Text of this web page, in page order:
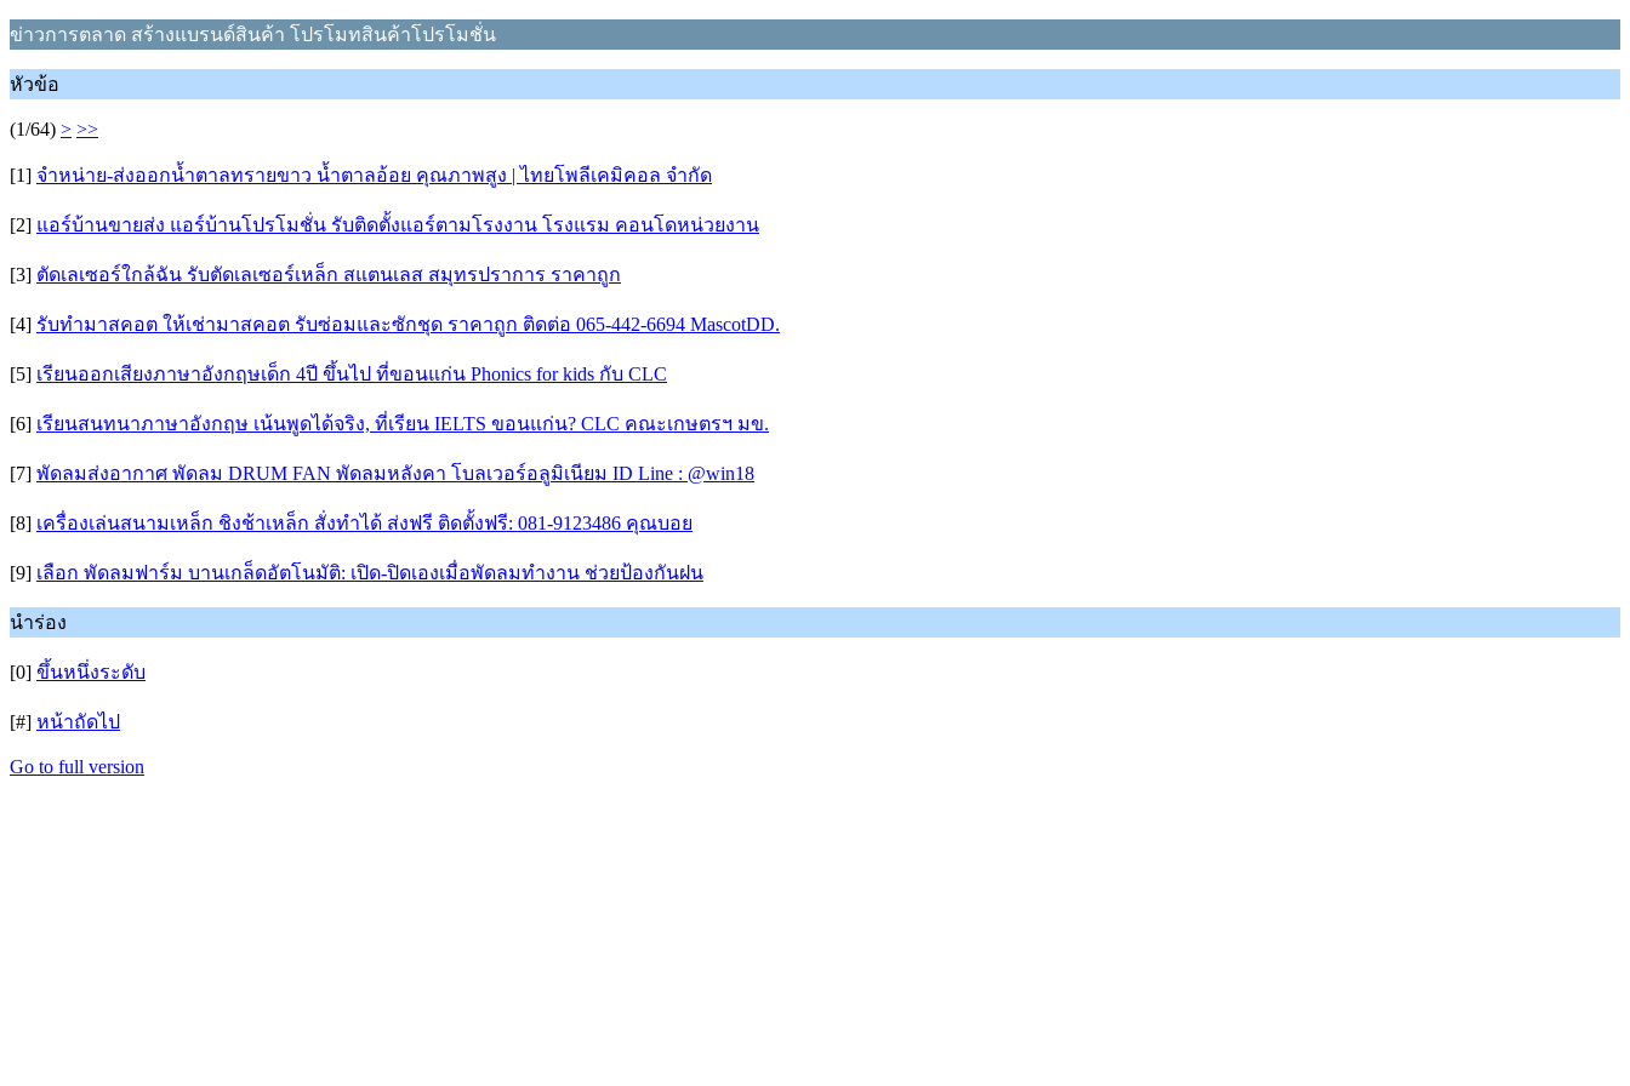
ข่าวการตลาด สร้างแบรนด์สินค้า โปรโมทสินค้าโปรโมชั่น
หัวข้อ
(1/64) > >>
[1] จำหน่าย-ส่งออกน้ำตาลทรายขาว น้ำตาลอ้อย คุณภาพสูง | ไทยโพลีเคมิคอล จำกัด
[2] แอร์บ้านขายส่ง แอร์บ้านโปรโมชั่น รับติดตั้งแอร์ตามโรงงาน โรงแรม คอนโดหน่วยงาน
[3] ตัดเลเซอร์ใกล้ฉัน รับตัดเลเซอร์เหล็ก สแตนเลส สมุทรปราการ ราคาถูก
[4] รับทำมาสคอต ให้เช่ามาสคอต รับซ่อมและซักชุด ราคาถูก ติดต่อ 065-442-6694 MascotDD.
[5] เรียนออกเสียงภาษาอังกฤษเด็ก 4ปี ขึ้นไป ที่ขอนแก่น Phonics for kids กับ CLC
[6] เรียนสนทนาภาษาอังกฤษ เน้นพูดได้จริง, ที่เรียน IELTS ขอนแก่น? CLC คณะเกษตรฯ มข.
[7] พัดลมส่งอากาศ พัดลม DRUM FAN พัดลมหลังคา โบลเวอร์อลูมิเนียม ID Line : @win18
[8] เครื่องเล่นสนามเหล็ก ชิงช้าเหล็ก สั่งทำได้ ส่งฟรี ติดตั้งฟรี: 081-9123486 คุณบอย
[9] เลือก พัดลมฟาร์ม บานเกล็ดอัตโนมัติ: เปิด-ปิดเองเมื่อพัดลมทำงาน ช่วยป้องกันฝน
นำร่อง
[0] ขึ้นหนึ่งระดับ
[#] หน้าถัดไป
Go to full version